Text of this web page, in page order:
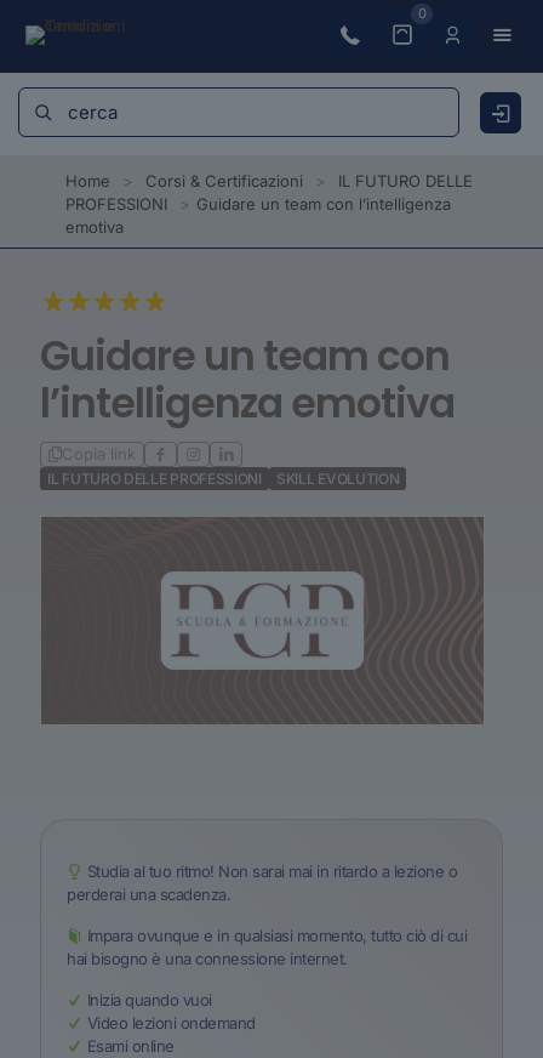
0
Home > Corsi & Certificazioni >
IL FUTURO DELLE
PROFESSIONI
> Guidare un team con l’intelligenza
emotiva
Guidare un team con
l’intelligenza emotiva
Copia link
IL FUTURO DELLE PROFESSIONI SKILL EVOLUTION
Studia al tuo ritmo! Non sarai mai in ritardo a lezione o
perderai una scadenza.
Impara ovunque e in qualsiasi momento, tutto ciò di cui
hai bisogno è una connessione internet.
Inizia quando vuoi
Video lezioni ondemand
Esami online